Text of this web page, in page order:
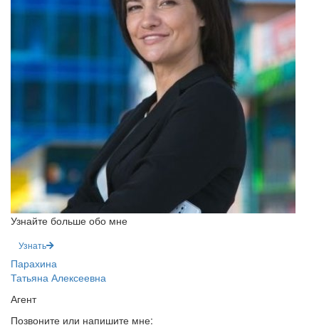
Узнайте больше обо мне
Узнать
Парахина
Татьяна Алексеевна
Агент
Позвоните или напишите мне: